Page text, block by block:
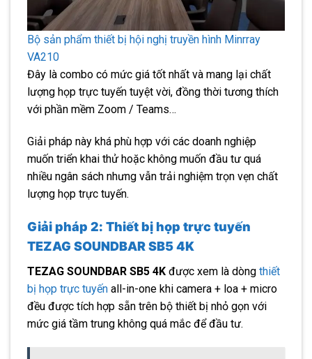
Bộ sản phẩm thiết bị hội nghị truyền hình Minrray
VA210
Đây là combo có mức giá tốt nhất và mang lại chất
lượng họp trực tuyến tuyệt vời, đồng thời tương thích
với phần mềm Zoom / Teams…
Giải pháp này khá phù hợp với các doanh nghiệp
muốn triển khai thử hoặc không muốn đầu tư quá
nhiều ngân sách nhưng vẫn trải nghiệm trọn vẹn chất
lượng họp trực tuyến.
Giải pháp 2: Thiết bị họp trực tuyến
TEZAG SOUNDBAR SB5 4K
TEZAG SOUNDBAR SB5 4K được xem là dòng thiết
bị họp trực tuyến all-in-one khi camera + loa + micro
đều được tích hợp sẵn trên bộ thiết bị nhỏ gọn với
mức giá tầm trung không quá mắc để đầu tư.